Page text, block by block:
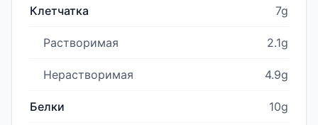
Клетчатка 7g
Растворимая 2.1g
Нерастворимая 4.9g
Белки 10g